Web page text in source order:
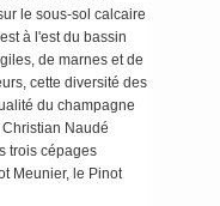
le sous-sol calcaire
à l'est du bassin
de marnes et de
cette diversité des
du champagne
Naudé
trois cépages
Meunier, le Pinot